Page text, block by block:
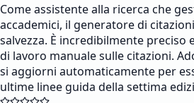
Come assistente alla ricerca che
accademici, il generatore di
salvezza. È incredibilmente preciso
di lavoro manuale sulle citazioni.
si aggiorni automaticamente per
ultime linee guida della settima